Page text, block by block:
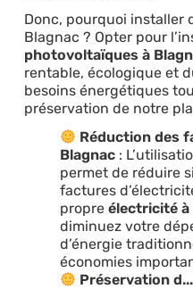
Donc, pourquoi installer
Blagnac ? Opter pour
photovoltaïques à
rentable, écologique et
besoins énergétiques
préservation de notre
Réduction des
Blagnac:
permet de réduire
factures
propre électricité
diminuez votre
d’énergie
économies
Préservation d...